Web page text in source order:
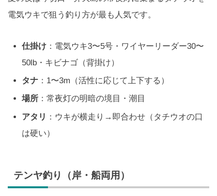
電気ウキで狙う釣り方が最も人気です。
仕掛け ：電気ウキ3〜5号・ワイヤーリーダー30〜
50lb・キビナゴ（背掛け）
タナ ：1〜3m（活性に応じて上下する）
場所 ：常夜灯の明暗の境目・潮目
アタリ ：ウキが横走り→即合わせ（タチウオの口
は硬い）
テンヤ釣り（岸・船両用）